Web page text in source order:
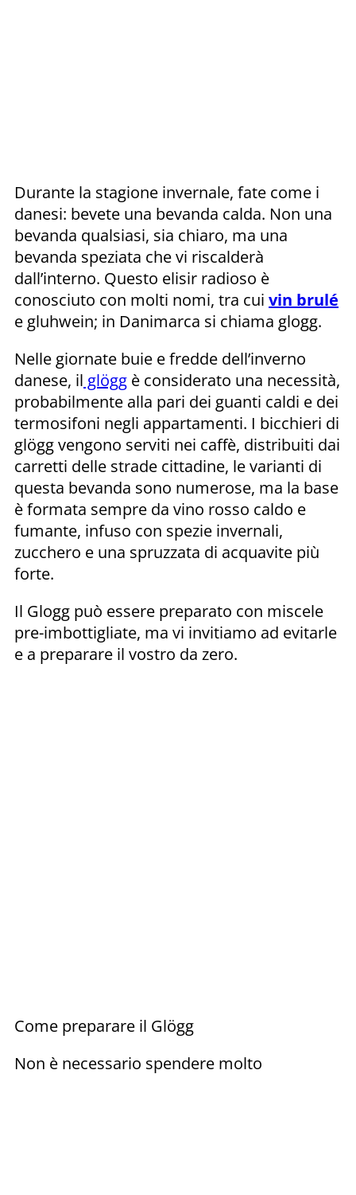
Durante la stagione invernale, fate come i
danesi: bevete una bevanda calda. Non una
bevanda qualsiasi, sia chiaro, ma una
bevanda speziata che vi riscalderà
dall’interno. Questo elisir radioso è
conosciuto con molti nomi, tra cui vin brulé
e gluhwein; in Danimarca si chiama glogg.
Nelle giornate buie e fredde dell’inverno
danese, il glögg è considerato una necessità,
probabilmente alla pari dei guanti caldi e dei
termosifoni negli appartamenti. I bicchieri di
glögg vengono serviti nei caffè, distribuiti dai
carretti delle strade cittadine, le varianti di
questa bevanda sono numerose, ma la base
è formata sempre da vino rosso caldo e
fumante, infuso con spezie invernali,
zucchero e una spruzzata di acquavite più
forte.
Il Glogg può essere preparato con miscele
pre-imbottigliate, ma vi invitiamo ad evitarle
e a preparare il vostro da zero.
Come preparare il Glögg
Non è necessario spendere molto